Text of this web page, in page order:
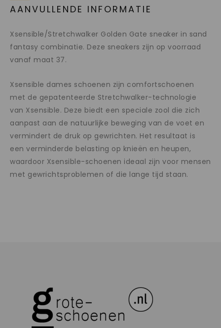
AANVULLENDE INFORMATIE
Xsensible/Stretchwalker Golden Gate sneaker in sand
fantasy combinatie. Deze sneakers zijn op voorraad
vanaf maat 37.
Xsensible dames schoenen zijn comfortschoenen
met de gepatenteerde Stretchwalker-technologie
van Xsensible. Deze biedt een speciale zool die zich
aanpast aan de natuurlijke beweging van de voet en
vermindert de druk op gewrichten. Het resultaat is
een verminderde belasting op knieën en heupen,
waardoor Xsensible-schoenen ideaal zijn voor mensen
met gewrichtsproblemen of die lange tijd staan.